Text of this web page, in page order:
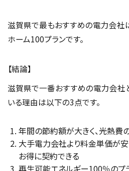
滋賀県で最もおすすめの電力会社
ホーム100プランです。
【結論】
滋賀県で一番おすすめの電力会社
いる理由は以下の3点です。
年間の節約額が大きく、光熱費
大手電力会社より料金単価が
お得に契約できる